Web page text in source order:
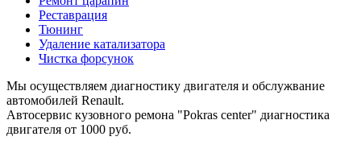
Реставрация
Тюнинг
Удаление катализатора
Чистка форсунок
Мы осуществляем диагностику двигателя и обслужвание
автомобилей Renault.
Автосервис кузовного ремона "Pokras center" диагностика
двигателя от 1000 руб.